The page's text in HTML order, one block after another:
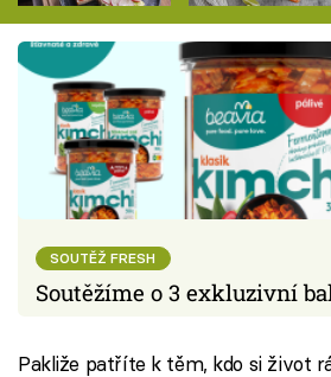
SOUTĚŽ FRESH
Soutěžíme o 3 exkluzivní
Pakliže patříte k těm, kdo si život